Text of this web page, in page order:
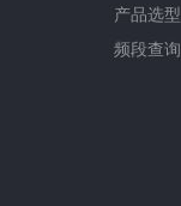
产品选型
频段查询